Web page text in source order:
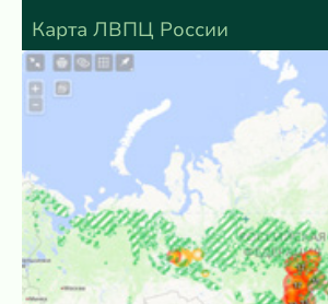
Карта ЛВПЦ России